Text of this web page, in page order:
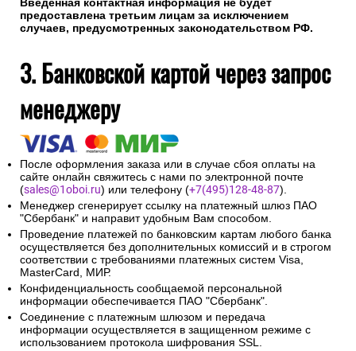
Введенная контактная информация не будет
предоставлена третьим лицам за исключением
случаев, предусмотренных законодательством РФ.
3. Банковской картой через запрос
менеджеру
После оформления заказа или в случае сбоя оплаты на
сайте онлайн свяжитесь с нами по электронной почте
(sales@1oboi.ru) или телефону (+7(495)128-48-87).
Менеджер сгенерирует ссылку на платежный шлюз ПАО
"Сбербанк" и направит удобным Вам способом.
Проведение платежей по банковским картам любого банка
осуществляется без дополнительных комиссий и в строгом
соответствии с требованиями платежных систем Visa,
MasterCard, МИР.
Конфиденциальность сообщаемой персональной
информации обеспечивается ПАО "Сбербанк".
Соединение с платежным шлюзом и передача
информации осуществляется в защищенном режиме с
использованием протокола шифрования SSL.